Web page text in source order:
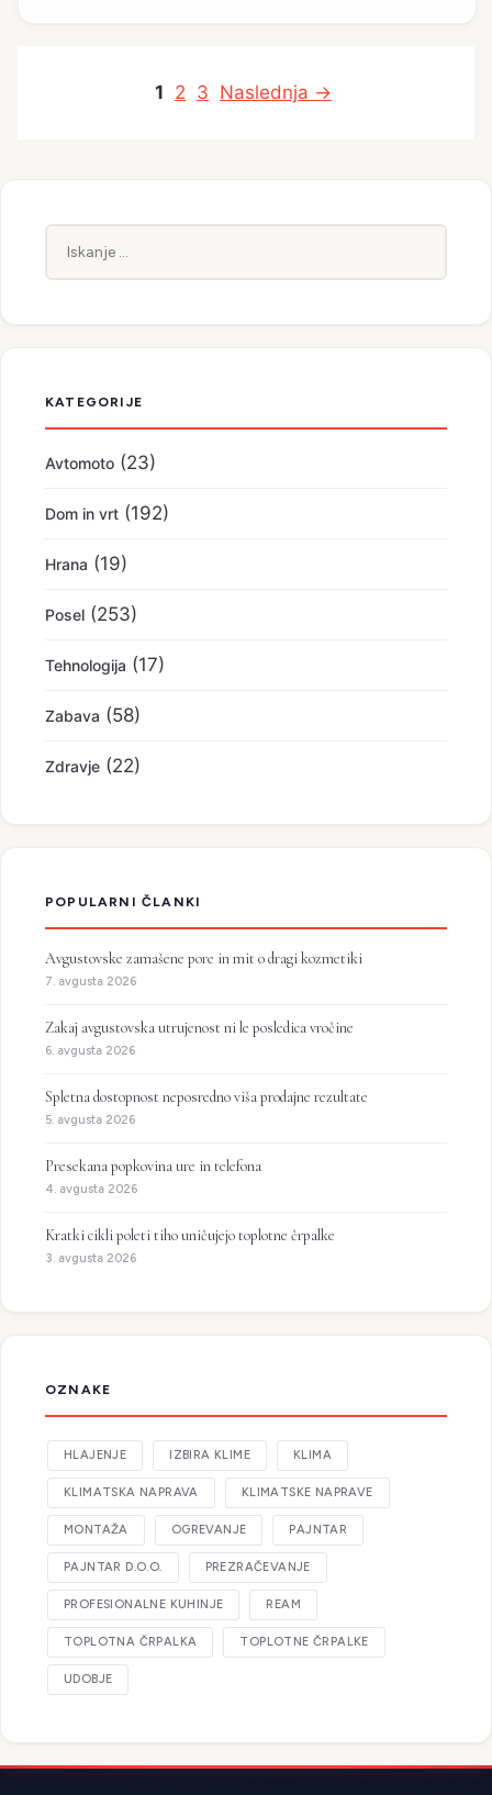
Stran
1 Stran
2 Stran
3 Naslednja →
KATEGORIJE
Avtomoto (23)
Dom in vrt (192)
Hrana (19)
Posel (253)
Tehnologija (17)
Zabava (58)
Zdravje (22)
POPULARNI ČLANKI
Avgustovske zamašene pore in mit o dragi kozmetiki
7. avgusta 2026
Zakaj avgustovska utrujenost ni le posledica vročine
6. avgusta 2026
Spletna dostopnost neposredno viša prodajne rezultate
5. avgusta 2026
Presekana popkovina ure in telefona
4. avgusta 2026
Kratki cikli poleti tiho uničujejo toplotne črpalke
3. avgusta 2026
OZNAKE
HLAJENJE IZBIRA KLIME KLIMA
KLIMATSKA NAPRAVA KLIMATSKE NAPRAVE
MONTAŽA OGREVANJE PAJNTAR
PAJNTAR D.O.O. PREZRAČEVANJE
PROFESIONALNE KUHINJE REAM
TOPLOTNA ČRPALKA TOPLOTNE ČRPALKE
UDOBJE